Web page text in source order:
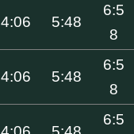
4:06 5:48
6:5
8
4:06 5:48
6:5
8
6:5